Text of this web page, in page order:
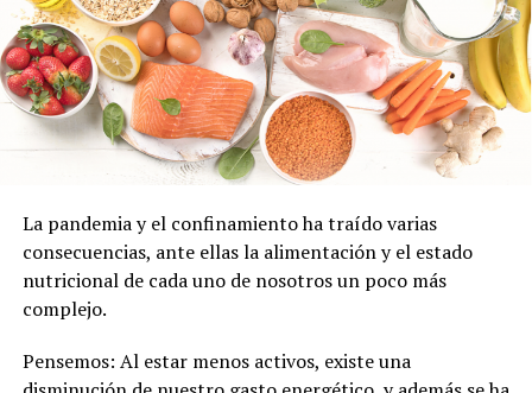
La pandemia y el confinamiento ha traído varias
consecuencias, ante ellas la alimentación y el estado
nutricional de cada uno de nosotros un poco más
complejo.
Pensemos: Al estar menos activos, existe una